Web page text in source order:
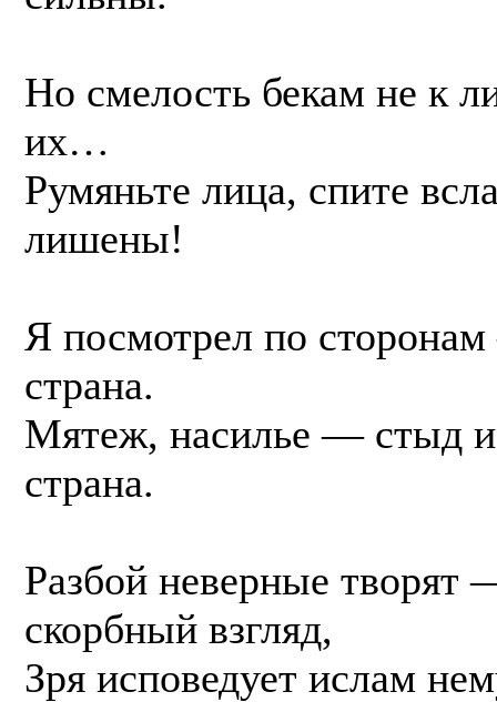
Но смелость бекам не к
их…
Румяньте лица, спите
лишены!
Я посмотрел по
страна.
Мятеж, насилье — стыд и
страна.
Разбой неверные творят
скорбный взгляд,
Зря исповедует ислам